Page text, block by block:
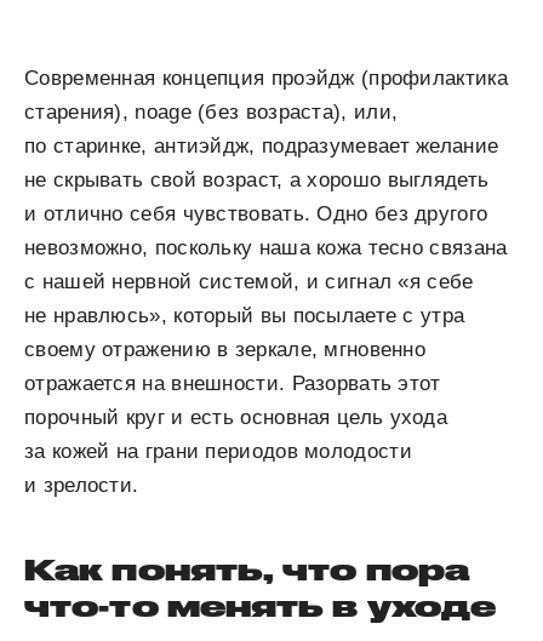
Современная концепция проэйдж (профилактика
старения), noage (без возраста), или,
по старинке, антиэйдж, подразумевает желание
не скрывать свой возраст, а хорошо выглядеть
и отлично себя чувствовать. Одно без другого
невозможно, поскольку наша кожа тесно связана
с нашей нервной системой, и сигнал «я себе
не нравлюсь», который вы посылаете с утра
своему отражению в зеркале, мгновенно
отражается на внешности. Разорвать этот
порочный круг и есть основная цель ухода
за кожей на грани периодов молодости
и зрелости.
Как понять, что пора
что-то менять в уходе